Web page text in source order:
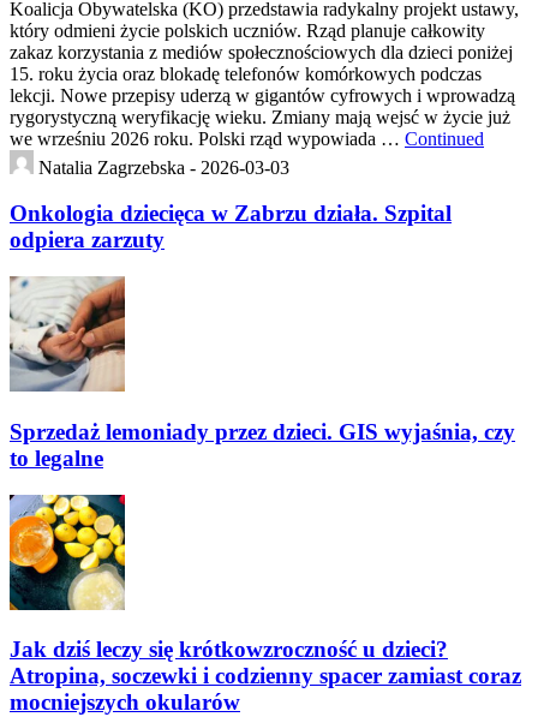
Koalicja Obywatelska (KO) przedstawia radykalny projekt ustawy,
który odmieni życie polskich uczniów. Rząd planuje całkowity
zakaz korzystania z mediów społecznościowych dla dzieci poniżej
15. roku życia oraz blokadę telefonów komórkowych podczas
lekcji. Nowe przepisy uderzą w gigantów cyfrowych i wprowadzą
rygorystyczną weryfikację wieku. Zmiany mają wejsć w życie już
we wrześniu 2026 roku. Polski rząd wypowiada … Continued
Natalia Zagrzebska - 2026-03-03
Onkologia dziecięca w Zabrzu działa. Szpital
odpiera zarzuty
Sprzedaż lemoniady przez dzieci. GIS wyjaśnia, czy
to legalne
Jak dziś leczy się krótkowzroczność u dzieci?
Atropina, soczewki i codzienny spacer zamiast coraz
mocniejszych okularów